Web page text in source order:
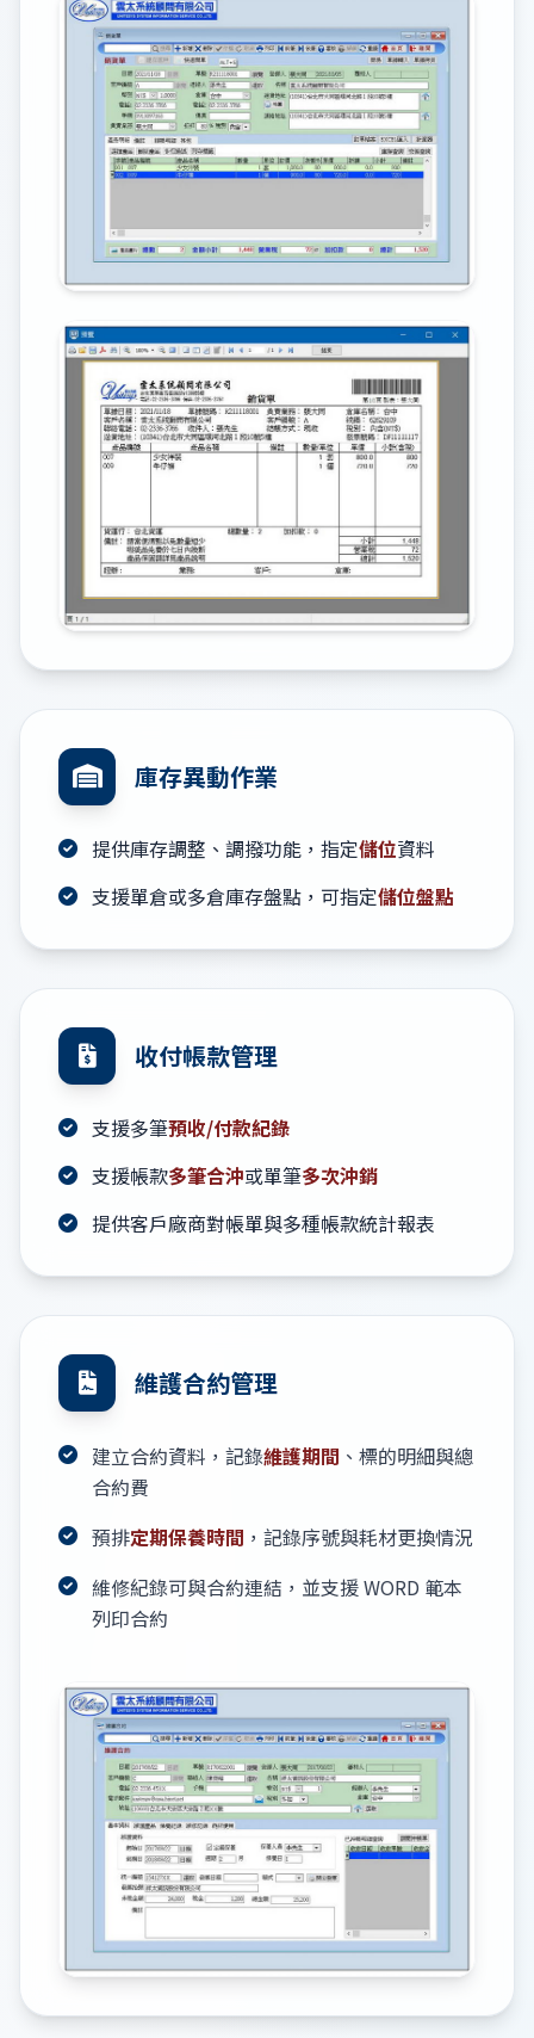
庫存異動作業
提供庫存調整、調撥功能，指定儲位資料
支援單倉或多倉庫存盤點，可指定儲位盤點
收付帳款管理
支援多筆預收/付款紀錄
支援帳款多筆合沖或單筆多次沖銷
提供客戶廠商對帳單與多種帳款統計報表
維護合約管理
建立合約資料，記錄維護期間 、標的明細與總
合約費
預排定期保養時間 ，記錄序號與耗材更換情況
維修紀錄可與合約連結，並支援 WORD 範本
列印合約